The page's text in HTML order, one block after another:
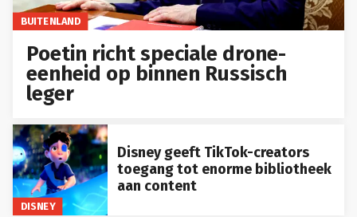
BUITENLAND
Poetin richt speciale drone-
eenheid op binnen Russisch
leger
DISNEY
Disney geeft TikTok-creators
toegang tot enorme bibliotheek
aan content